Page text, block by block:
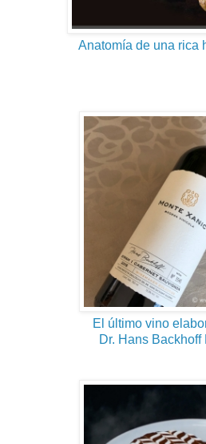
Anatomía de una rica
El último vino
Dr. Hans Backhoff